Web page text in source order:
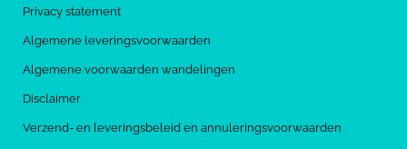
Privacy statement
Algemene leveringsvoorwaarden
Algemene voorwaarden wandelingen
Disclaimer
Verzend- en leveringsbeleid en annuleringsvoorwaarden